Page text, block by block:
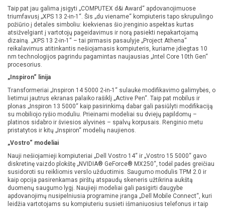
Taip pat jau galima įsigyti „COMPUTEX d&i Award“ apdovanojimuose
triumfavusį „XPS 13 2-in-1“. Šis „du viename“ kompiuteris tapo skrupulingo
požiūrio į detales simboliu: kiekvienas šio įrenginio aspektas kurtas
atsižvelgiant į vartotojų pageidavimus ir norą pasiekti nepakartojamą
dizainą. „XPS 13 2-in-1“ – tai pirmasis pasaulyje „Project Athena“
reikalavimus atitinkantis nešiojamasis kompiuteris, kuriame įdiegtas 10
nm technologijos pagrindu pagamintas naujausias „Intel Core 10th Gen“
procesorius.
„Inspiron“ linija
Transformeriai „Inspiron 14 5000 2-in-1“ sulaukė modifikavimo galimybės, o
lietimui jautrus ekranas palaiko rašiklį „Active Pen“. Taip pat mobilus ir
plonas „Inspiron 13 5000“ kaip pasirinkimą dabar gali pasiūlyti modifikaciją
su mobiliojo ryšio moduliu. Prieinami modeliai su dviejų papildomų –
platinos sidabro ir šviesios alyvinės – spalvų korpusais. Renginio metu
pristatytos ir kitų „Inspiron“ modelių naujienos.
„Vostro“ modeliai
Nauji nešiojamieji kompiuteriai „Dell Vostro 14“ ir „Vostro 15 5000“ gavo
diskretinę vaizdo plokštę „NVIDIA® GeForce® MX250“, todėl padės greičiau
susidoroti su reikliomis verslo užduotimis. Saugumo modulis TPM 2.0 ir
kaip opcija pasirenkamas pirštų atspaudų skeneris užtikrina aukštą
duomenų saugumo lygį. Naujieji modeliai gali pasigirti daugybe
apdovanojimų nusipelniusia programine įranga „Dell Mobile Connect“, kuri
leidžia vartotojams su kompiuteriu susieti išmaniuosius telefonus ir taip